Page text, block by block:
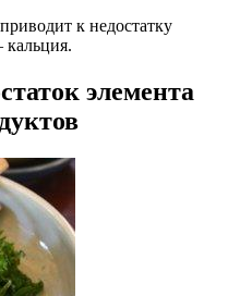
к недостатку
кальция.
элемента